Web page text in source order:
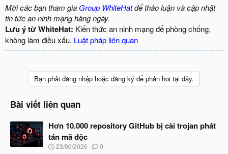
Mời các bạn tham gia Group WhiteHatđể thảo luận và cập nhật
tin tức an ninh mạng hàng ngày.
Lưu ý từ WhiteHat: Kiến thức an ninh mạng để phòng chống,
không làm điều xấu. Luật pháp liên quan
Bạn phải đăng nhập hoặc đăng ký để phản hồi tại đây.
Bài viết liên quan
Hơn 10.000 repository GitHub bị cài trojan phát
tán mã độc
N
23/06/2026 0